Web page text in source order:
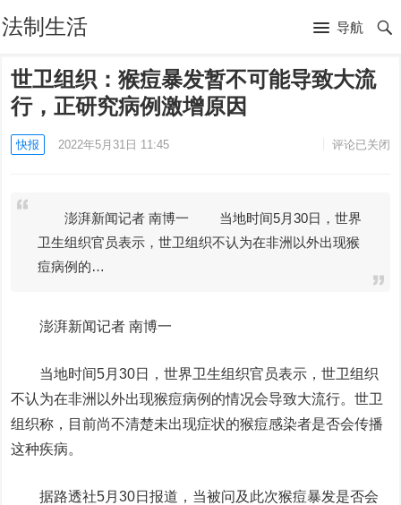
法制生活 导航
世卫组织：猴痘暴发暂不可能导致大流
行，正研究病例激增原因
快报 2022年5月31日 11:45 评论已关闭
澎湃新闻记者 南博一 当地时间5月30日，世界
卫生组织官员表示，世卫组织不认为在非洲以外出现猴
痘病例的…
澎湃新闻记者 南博一
当地时间5月30日，世界卫生组织官员表示，世卫组织
不认为在非洲以外出现猴痘病例的情况会导致大流行。世卫
组织称，目前尚不清楚未出现症状的猴痘感染者是否会传播
这种疾病。
据路透社5月30日报道，当被问及此次猴痘暴发是否会